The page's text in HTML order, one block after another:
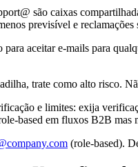
são caixas
previsível e reclamações
aceitar e-mails para
trate como alto risco.
e limites: exija
based em fluxos B2B
(role-based).